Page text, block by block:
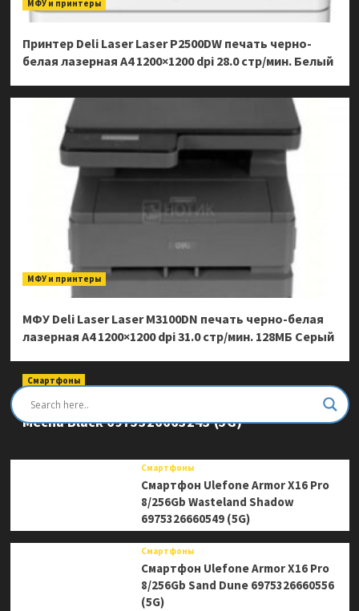
МФУ и принтеры
Принтер Deli Laser Laser P2500DW печать черно-
белая лазерная A4 1200×1200 dpi 28.0 стр/мин. Белый
МФУ и принтеры
МФУ Deli Laser Laser M3100DN печать черно-белая
лазерная A4 1200×1200 dpi 31.0 стр/мин. 128МБ Серый
Смартфоны
Смартфон Ulefone Armor Mini 20 Pro 8/256Gb
Mecha Black 6975326663243 (5G)
Смартфоны
Смартфон Ulefone Armor X16 Pro
8/256Gb Wasteland Shadow
6975326660549 (5G)
Смартфоны
Смартфон Ulefone Armor X16 Pro
8/256Gb Sand Dune 6975326660556
(5G)